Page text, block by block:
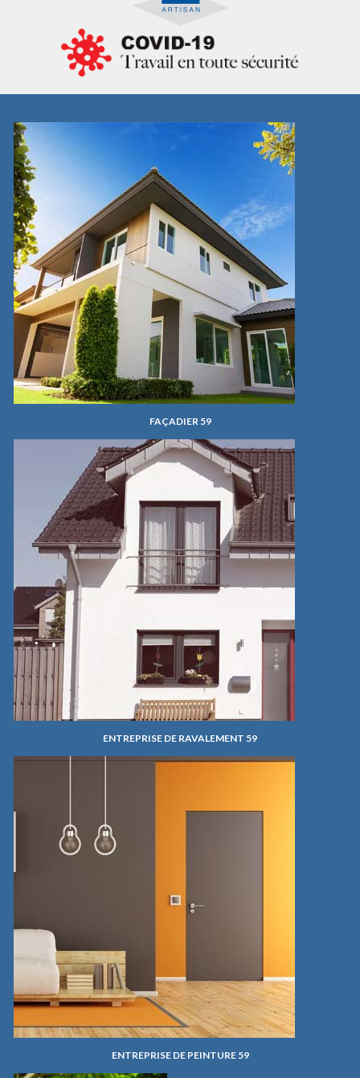
FAÇADIER 59
ENTREPRISE DE RAVALEMENT 59
ENTREPRISE DE PEINTURE 59